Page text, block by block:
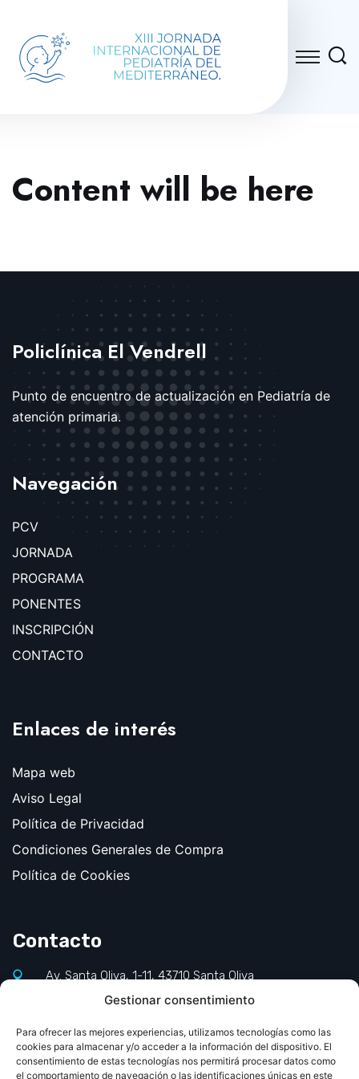
Gestionar consentimiento
Para ofrecer las mejores experiencias, utilizamos tecnologías como las
cookies para almacenar y/o acceder a la información del dispositivo. El
consentimiento de estas tecnologías nos permitirá procesar datos como
el comportamiento de navegación o las identificaciones únicas en este
Content will be here
Policlínica El Vendrell
Punto de encuentro de actualización en Pediatría de
atención primaria.
Navegación
PCV
JORNADA
PROGRAMA
PONENTES
INSCRIPCIÓN
CONTACTO
Enlaces de interés
Mapa web
Aviso Legal
Política de Privacidad
Condiciones Generales de Compra
Política de Cookies
Contacto
Av. Santa Oliva, 1-11, 43710 Santa Oliva
977 660 140
info@jornadapediatriapcv.com